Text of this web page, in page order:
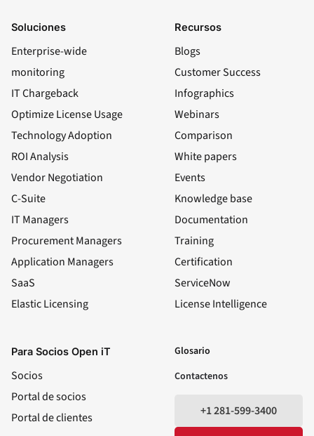
Soluciones
Enterprise-wide
monitoring
IT Chargeback
Optimize License Usage
Technology Adoption
ROI Analysis
Vendor Negotiation
C-Suite
IT Managers
Procurement Managers
Application Managers
SaaS
Elastic Licensing
Recursos
Blogs
Customer Success
Infographics
Webinars
Comparison
White papers
Events
Knowledge base
Documentation
Training
Certification
ServiceNow
License Intelligence
Para Socios Open iT
Socios
Portal de socios
Portal de clientes
Glosario
Contactenos
+1 281-599-3400